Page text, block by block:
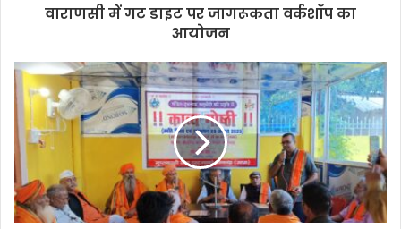
वाराणसी में गट डाइट पर जागरूकता वर्कशॉप का
आयोजन